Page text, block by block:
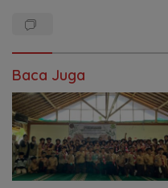
Baca Juga